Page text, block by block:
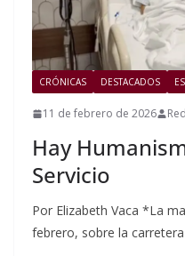
CRÓNICAS DESTACADOS
11 de febrero de 2026
Hay
Servicio
Por Elizabeth Vaca *La
febrero, sobre la